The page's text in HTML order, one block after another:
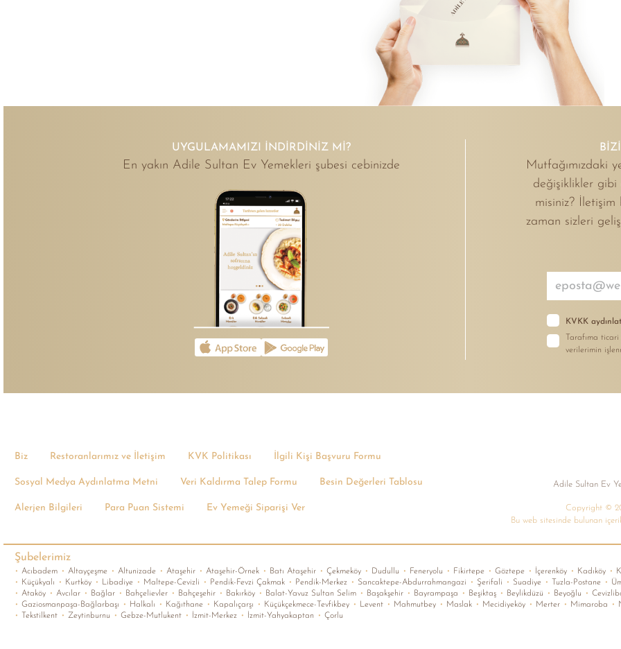
UYGULAMAMIZI İNDIRDINIZ MI?
En yakın Adile Sultan Ev Yemekleri şubesi cebinizde
Mutfağımızdaki
değişiklikler
misiniz?
zaman sizleri
KVKK
Tarafıma
verilerimin
Biz Restoranlarımız ve İletişim KVK Politikası İlgili Kişi Başvuru Formu
Sosyal Medya Aydınlatma Metni Veri Kaldırma Talep Formu Besin Değerleri Tablosu
Alerjen Bilgileri Para Puan Sistemi Ev Yemeği Siparişi Ver
Adile Sultan Ev
Copyright ©
Bu web sitesinde bulunan
Şubelerimiz
• Acıbadem • Altayçeşme • Altunizade • Ataşehir • Ataşehir-Örnek • Batı Ataşehir • Çekmeköy • Dudullu • Feneryolu • Fikirtepe • Göztepe • İçerenköy • Kadıköy •
•
Küçükyalı • Kurtköy • Libadiye • Maltepe-Cevizli • Pendik-Fevzi Çakmak • Pendik-Merkez • Sancaktepe-Abdurrahmangazi • Şerifali • Suadiye • Tuzla-Postane •
• Ataköy • Avcılar • Bağlar • Bahçelievler • Bahçeşehir • Bakırköy • Balat-Yavuz Sultan Selim • Başakşehir • Bayrampaşa • Beşiktaş • Beylikdüzü • Beyoğlu •
• Gaziosmanpaşa-Bağlarbaşı • Halkalı • Kağıthane • Kapalıçarşı • Küçükçekmece-Tevfikbey • Levent • Mahmutbey • Maslak • Mecidiyeköy • Merter • Mimaroba •
•
Tekstilkent • Zeytinburnu • Gebze-Mutlukent • İzmit-Merkez • İzmit-Yahyakaptan • Çorlu